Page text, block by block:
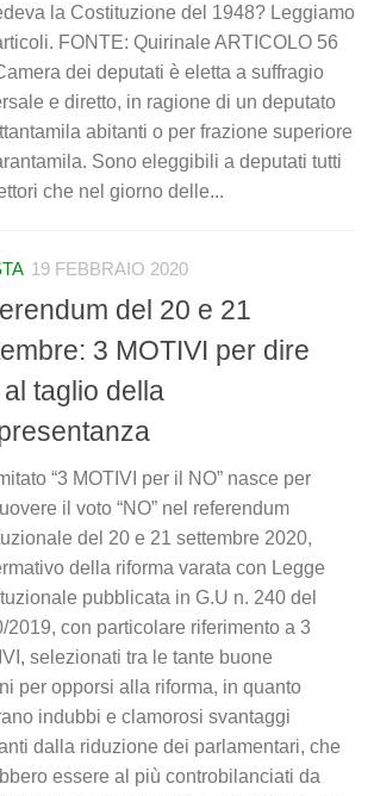
la Costituzione del 1948? Leggiamo
FONTE: Quirinale ARTICOLO 56
dei deputati è eletta a suffragio
e diretto, in ragione di un deputato
abitanti o per frazione superiore
Sono eleggibili a deputati tutti
che nel giorno delle...
19 FEBBRAIO 2020
del 20 e 21
3 MOTIVI per dire
al taglio della
“3 MOTIVI per il NO” nasce per
il voto “NO” nel referendum
del 20 e 21 settembre 2020,
della riforma varata con Legge
pubblicata in G.U n. 240 del
2019, con particolare riferimento a 3
selezionati tra le tante buone
per opporsi alla riforma, in quanto
indubbi e clamorosi svantaggi
dalla riduzione dei parlamentari, che
essere al più controbilanciati da